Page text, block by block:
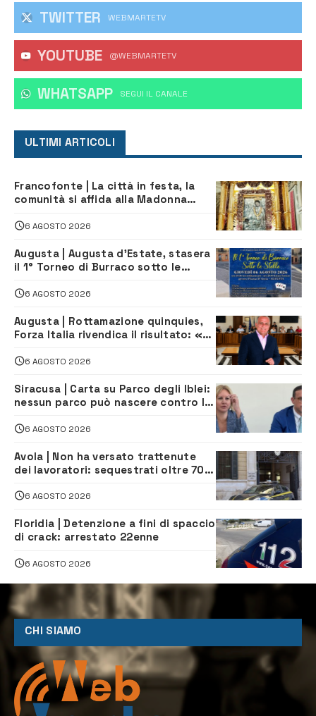
TWITTER WEBMARTETV
YOUTUBE @WEBMARTETV
WHATSAPP ‎SEGUI IL CANALE
ULTIMI ARTICOLI
Francofonte | La città in festa, la
comunità si affida alla Madonna
6 AGOSTO 2026
Augusta | Augusta d’Estate, stasera
il 1° Torneo di Burraco sotto le
6 AGOSTO 2026
Augusta | Rottamazione quinquies,
Forza Italia rivendica il risultato: «La
6 AGOSTO 2026
Siracusa | Carta su Parco degli Iblei:
nessun parco può nascere contro le
6 AGOSTO 2026
Avola | Non ha versato trattenute
dei lavoratori: sequestrati oltre 700
climatizzazione
6 AGOSTO 2026
Floridia | Detenzione a fini di spaccio
di crack: arrestato 22enne
6 AGOSTO 2026
CHI SIAMO